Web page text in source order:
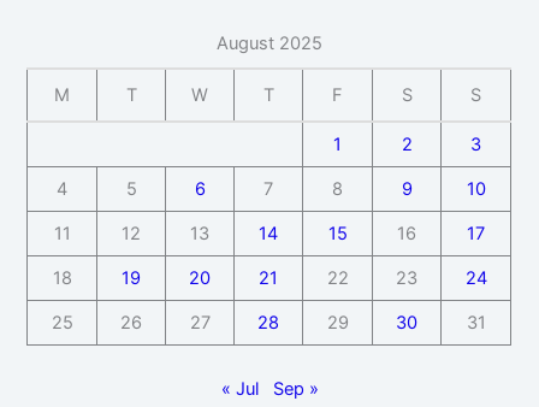
August 2025
M T W T F S S
1 2 3
4 5 6 7 8 9 10
11 12 13 14 15 16 17
18 19 20 21 22 23 24
25 26 27 28 29 30 31
« Jul Sep »